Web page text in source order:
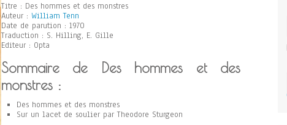
Titre : Des hommes et des monstres
Auteur : William Tenn
Date de parution : 1970
Traduction : S. Hilling, E. Gille
Editeur : Opta
Sommaire de Des hommes et des
monstres :
Des hommes et des monstres
Sur un lacet de soulier par Theodore Sturgeon